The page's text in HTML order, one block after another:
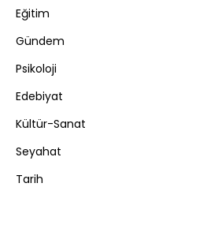
Eğitim
Gündem
Psikoloji
Edebiyat
Kültür-Sanat
Seyahat
Tarih